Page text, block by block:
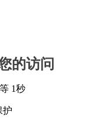
的访问
1秒
护